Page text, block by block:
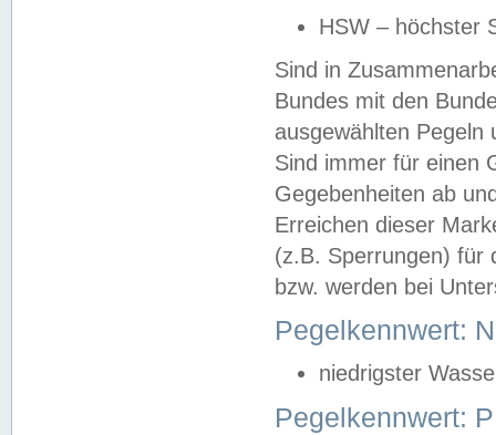
HSW – höchster
Sind in
Bundes mit den
ausgewählten
Sind immer für einen
Gegebenheiten ab
Erreichen dieser
(z.B. Sperrungen) für
bzw. werden bei
Pegelkennwert:
niedrigster
Pegelkennwert: